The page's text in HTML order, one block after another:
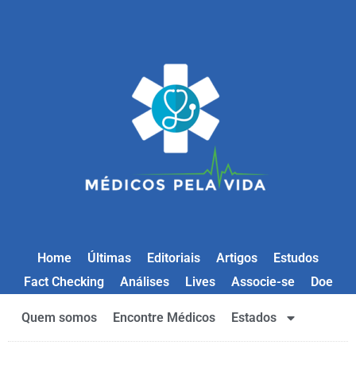
Home Últimas Editoriais Artigos
Estudos
Fact Checking
Análises Lives Associe-se Doe
Quem somos Encontre Médicos Estados